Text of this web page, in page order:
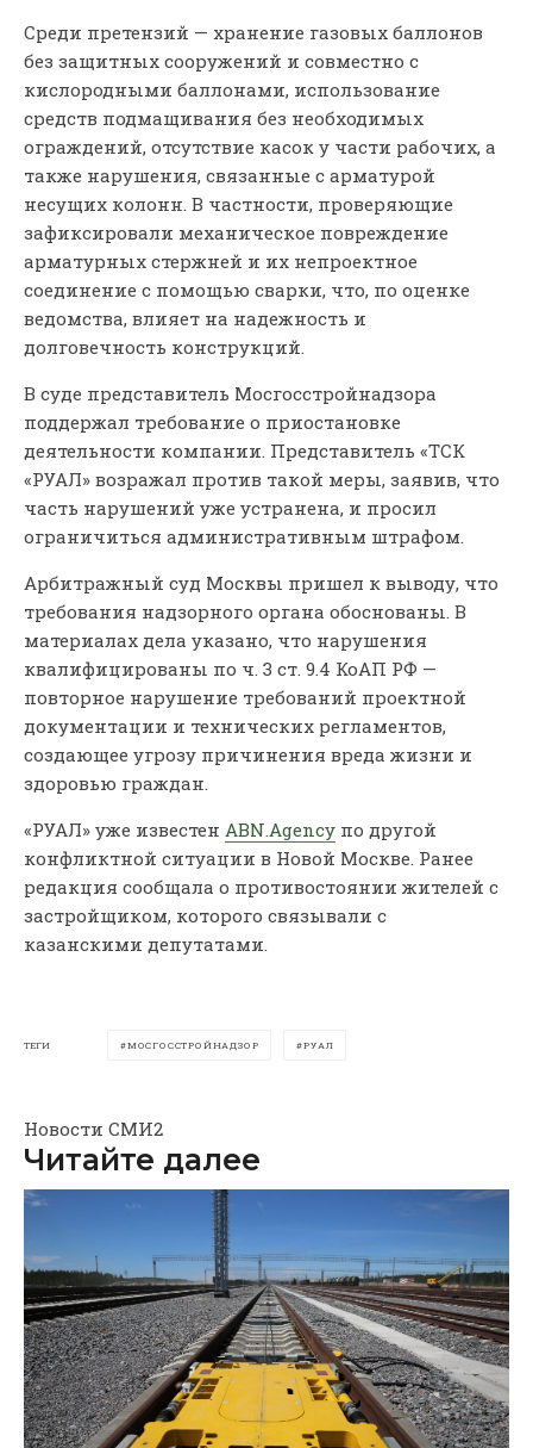
Среди претензий — хранение газовых баллонов
без защитных сооружений и совместно с
кислородными баллонами, использование
средств подмащивания без необходимых
ограждений, отсутствие касок у части рабочих, а
также нарушения, связанные с арматурой
несущих колонн. В частности, проверяющие
зафиксировали механическое повреждение
арматурных стержней и их непроектное
соединение с помощью сварки, что, по оценке
ведомства, влияет на надежность и
долговечность конструкций.
В суде представитель Мосгосстройнадзора
поддержал требование о приостановке
деятельности компании. Представитель «ТСК
«РУАЛ» возражал против такой меры, заявив, что
часть нарушений уже устранена, и просил
ограничиться административным штрафом.
Арбитражный суд Москвы пришел к выводу, что
требования надзорного органа обоснованы. В
материалах дела указано, что нарушения
квалифицированы по ч. 3 ст. 9.4 КоАП РФ —
повторное нарушение требований проектной
документации и технических регламентов,
создающее угрозу причинения вреда жизни и
здоровью граждан.
«РУАЛ» уже известен ABN.Agency по другой
конфликтной ситуации в Новой Москве. Ранее
редакция сообщала о противостоянии жителей с
застройщиком, которого связывали с
казанскими депутатами.
ТЕГИ МОСГОССТРОЙНАДЗОР РУАЛ
Новости СМИ2
Читайте далее